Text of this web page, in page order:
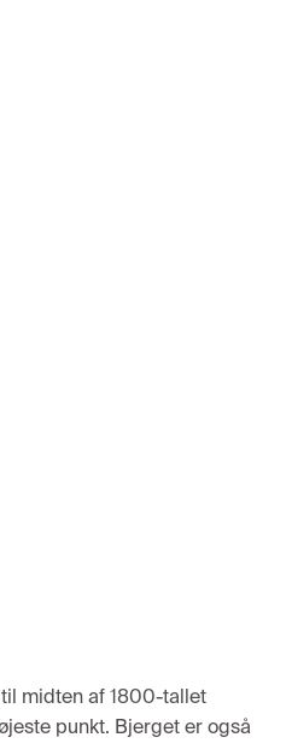
midten af 1800-tallet
punkt. Bjerget er også